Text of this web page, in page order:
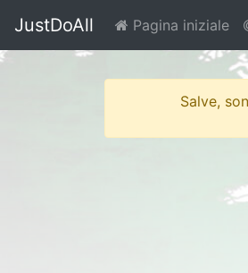
JustDoAll Pagina iniziale
Salve,